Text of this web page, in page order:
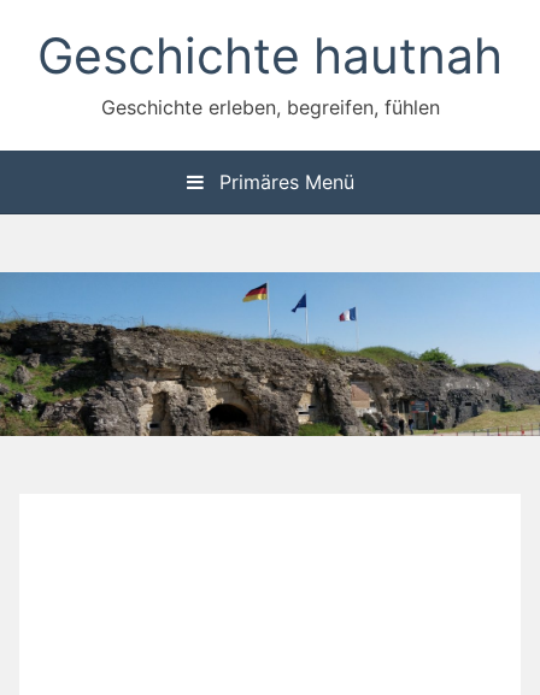
Inhalt
springenGeschichte hautnah
Geschichte erleben, begreifen, fühlen
Primäres Menü